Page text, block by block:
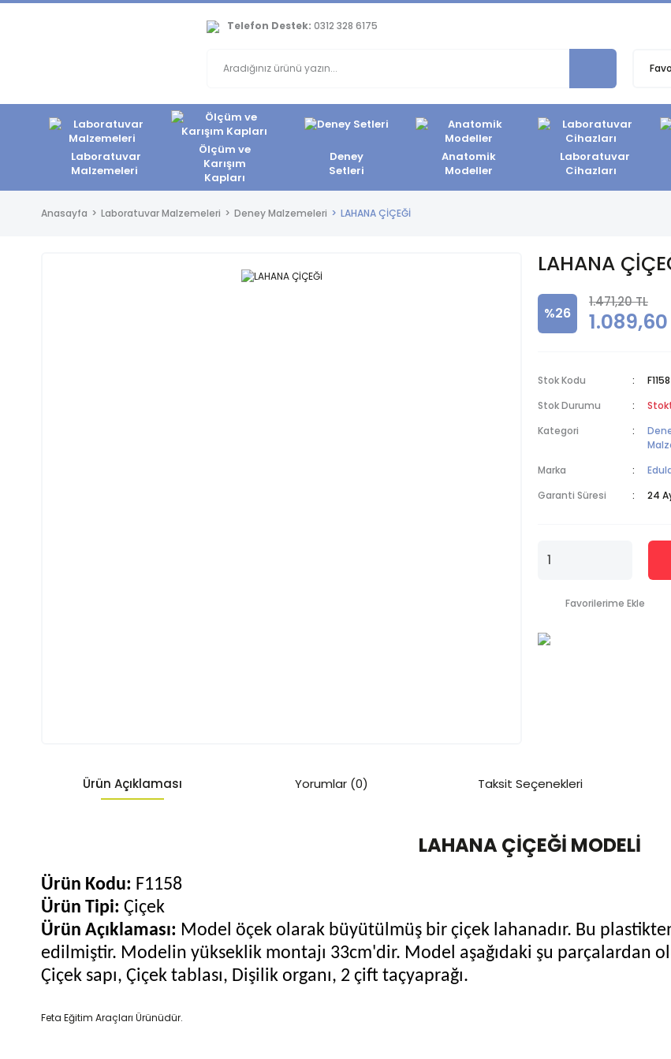
Telefon Destek: 0312 328 6175
Laboratuvar
Malzemeleri
Ölçüm ve
Karışım
Kapları
Deney
Setleri
Anatomik
Modeller
Laboratuvar
Cihazları
Anasayfa Laboratuvar Malzemeleri Deney Malzemeleri LAHANA ÇİÇEĞİ
LAHANA
%26
1.471,20 TL
1.089,60
Stok Kodu
F1158
Stok Durumu
Kategori
Marka
Garanti Süresi
24
Ürün Açıklaması Yorumlar (0) Taksit Seçenekleri
LAHANA ÇİÇEĞİ MODELİ
Ürün Kodu: F1158
Ürün Tipi: Çiçek
Ürün Açıklaması: Model öçek olarak büyütülmüş bir çiçek lahanadır. Bu
edilmiştir. Modelin yükseklik montajı 33cm'dir. Model aşağıdaki şu parçalardan
Çiçek sapı, Çiçek tablası, Dişilik organı, 2 çift taçyaprağı.
Feta Eğitim Araçları Ürünüdür.